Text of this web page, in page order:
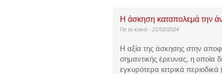
Η άσκηση καταπολεμά την
Για το κοινό - 21/02/2024
Η αξία της άσκησης στην
σημαντικής έρευνας, η οποία
εγκυρότερα ιατρικά περιοδικά